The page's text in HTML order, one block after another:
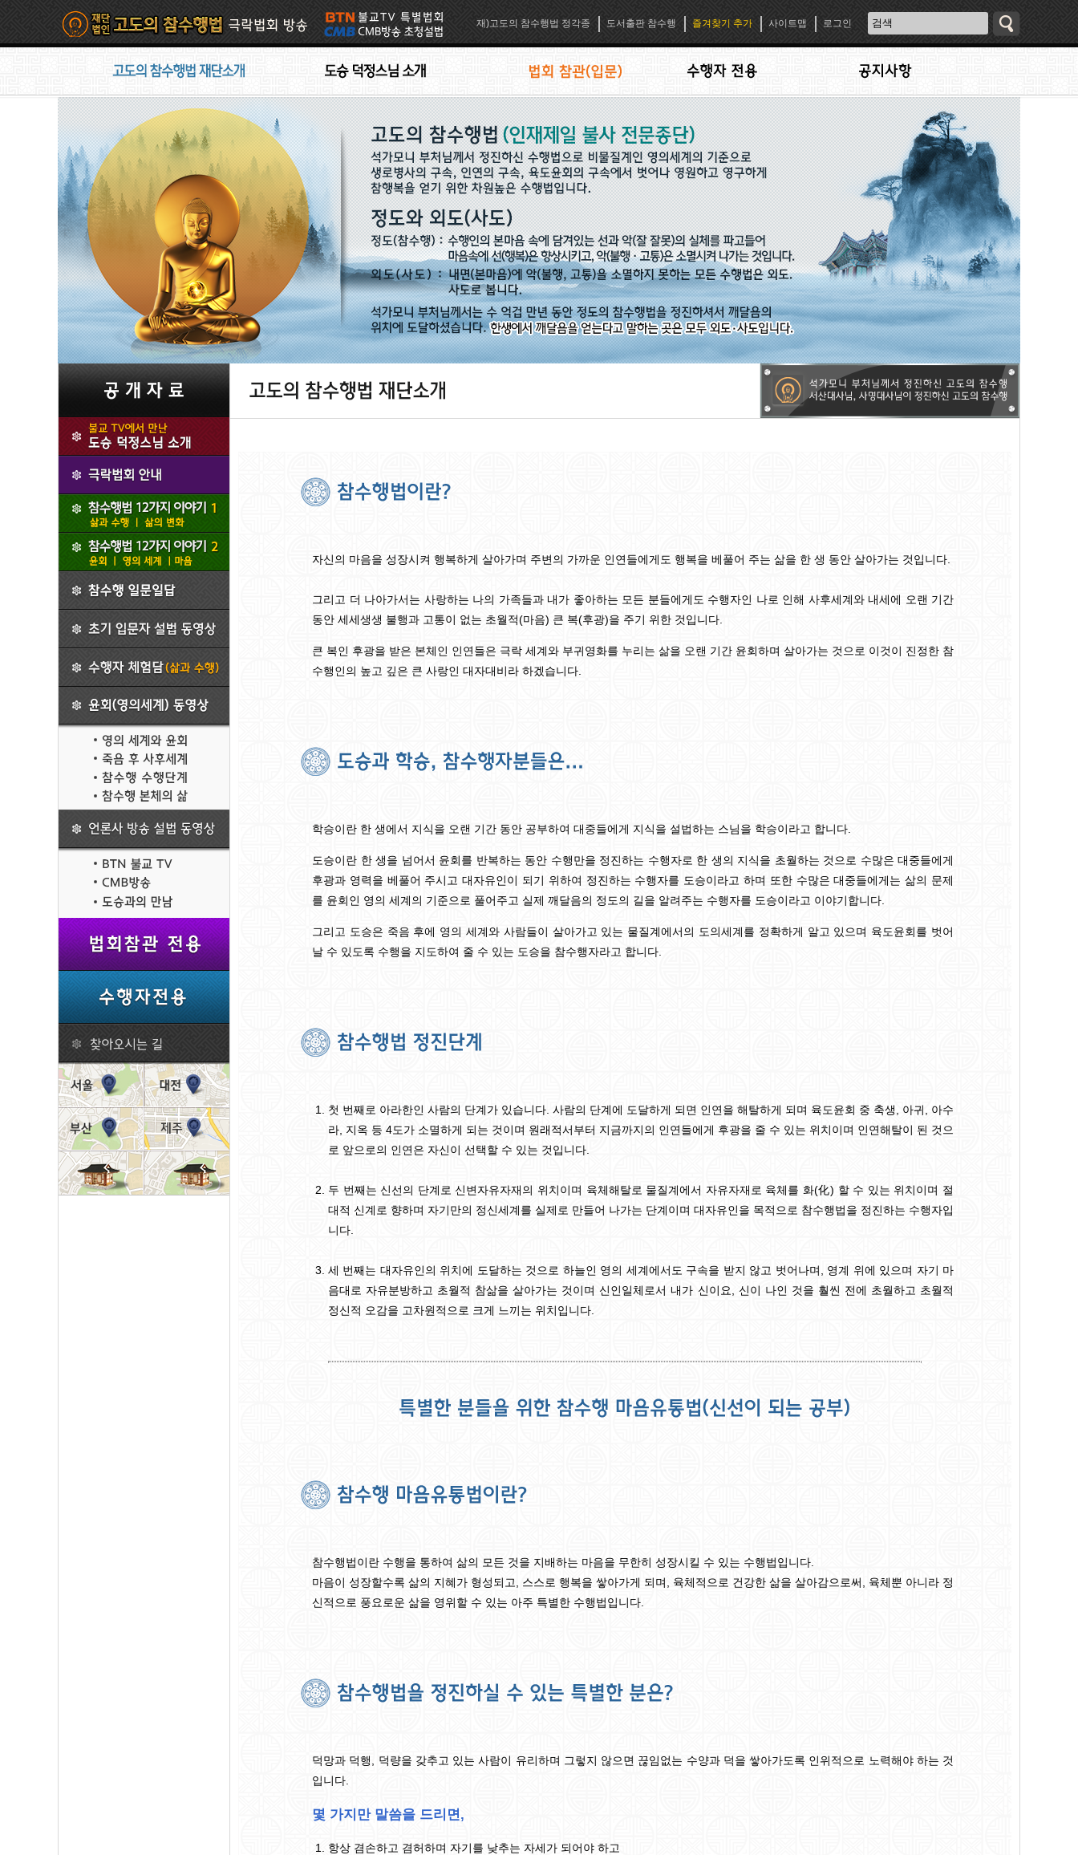
재)고도의 참수행법 정각종 도서출판 참수행 즐겨찾기 추가 사이트맵 로그인
자신의 마음을 성장시켜 행복하게 살아가며 주변의 가까운 인연들에게도 행복을 베풀어 주는 삶을 한 생 동안 살아가는 것입니다.
그리고 더 나아가서는 사랑하는 나의 가족들과 내가 좋아하는 모든 분들에게도 수행자인 나로 인해 사후세계와 내세에 오랜 기간
동안 세세생생 불행과 고통이 없는 초월적(마음) 큰 복(후광)을 주기 위한 것입니다.
큰 복인 후광을 받은 본체인 인연들은 극락 세계와 부귀영화를 누리는 삶을 오랜 기간 윤회하며 살아가는 것으로 이것이 진정한 참
수행인의 높고 깊은 큰 사랑인 대자대비라 하겠습니다.
학승이란 한 생에서 지식을 오랜 기간 동안 공부하여 대중들에게 지식을 설법하는 스님을 학승이라고 합니다.
도승이란 한 생을 넘어서 윤회를 반복하는 동안 수행만을 정진하는 수행자로 한 생의 지식을 초월하는 것으로 수많은 대중들에게
후광과 영력을 베풀어 주시고 대자유인이 되기 위하여 정진하는 수행자를 도승이라고 하며 또한 수많은 대중들에게는 삶의 문제
를 윤회인 영의 세계의 기준으로 풀어주고 실제 깨달음의 정도의 길을 알려주는 수행자를 도승이라고 이야기합니다.
그리고 도승은 죽음 후에 영의 세계와 사람들이 살아가고 있는 물질계에서의 도의세계를 정확하게 알고 있으며 육도윤회를 벗어
날 수 있도록 수행을 지도하여 줄 수 있는 도승을 참수행자라고 합니다.
첫 번째로 아라한인 사람의 단계가 있습니다. 사람의 단계에 도달하게 되면 인연을 해탈하게 되며 육도윤회 중 축생, 아귀, 아수
라, 지옥 등 4도가 소멸하게 되는 것이며 원래적서부터 지금까지의 인연들에게 후광을 줄 수 있는 위치이며 인연해탈이 된 것으
로 앞으로의 인연은 자신이 선택할 수 있는 것입니다.
두 번째는 신선의 단계로 신변자유자재의 위치이며 육체해탈로 물질계에서 자유자재로 육체를 화(化) 할 수 있는 위치이며 절
대적 신계로 향하며 자기만의 정신세계를 실제로 만들어 나가는 단계이며 대자유인을 목적으로 참수행법을 정진하는 수행자입
니다.
세 번째는 대자유인의 위치에 도달하는 것으로 하늘인 영의 세계에서도 구속을 받지 않고 벗어나며, 영계 위에 있으며 자기 마
음대로 자유분방하고 초월적 참삶을 살아가는 것이며 신인일체로서 내가 신이요, 신이 나인 것을 훨씬 전에 초월하고 초월적
정신적 오감을 고차원적으로 크게 느끼는 위치입니다.
참수행법이란 수행을 통하여 삶의 모든 것을 지배하는 마음을 무한히 성장시킬 수 있는 수행법입니다.
마음이 성장할수록 삶의 지혜가 형성되고, 스스로 행복을 쌓아가게 되며, 육체적으로 건강한 삶을 살아감으로써, 육체뿐 아니라 정
신적으로 풍요로운 삶을 영위할 수 있는 아주 특별한 수행법입니다.
덕망과 덕행, 덕량을 갖추고 있는 사람이 유리하며 그렇지 않으면 끊임없는 수양과 덕을 쌓아가도록 인위적으로 노력해야 하는 것
입니다.
몇 가지만 말씀을 드리면,
항상 겸손하고 겸허하며 자기를 낮추는 자세가 되어야 하고